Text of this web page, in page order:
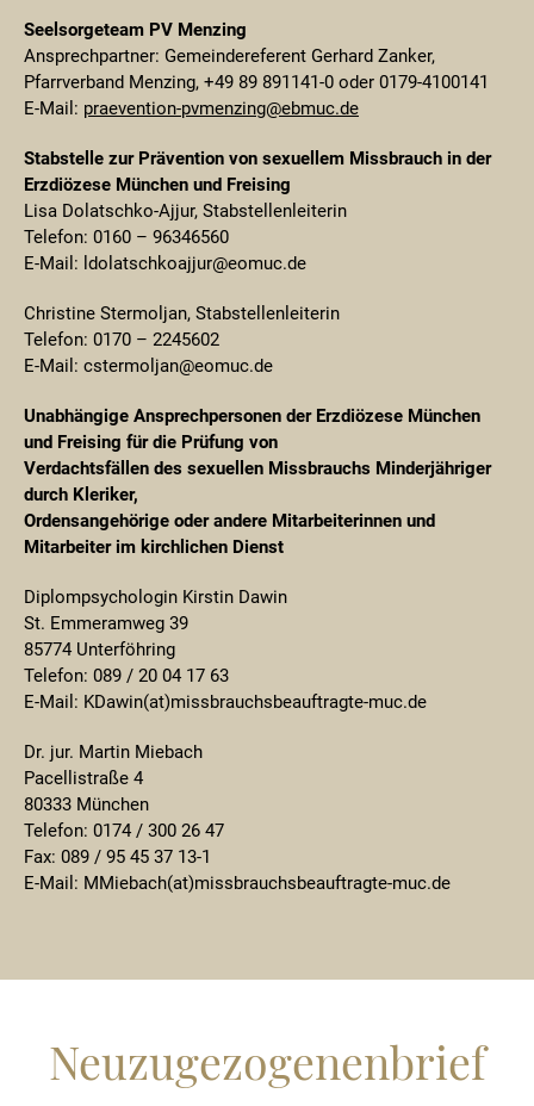
Seelsorgeteam PV Menzing
Ansprechpartner: Gemeindereferent Gerhard Zanker,
Pfarrverband Menzing, +49 89 891141-0 oder 0179-4100141
E-Mail: praevention-pvmenzing@ebmuc.de
Stabstelle zur Prävention von sexuellem Missbrauch in der
Erzdiözese München und Freising
Lisa Dolatschko-Ajjur, Stabstellenleiterin
Telefon: 0160 – 96346560
E-Mail: ldolatschkoajjur@eomuc.de
Christine Stermoljan, Stabstellenleiterin
Telefon: 0170 – 2245602
E-Mail: cstermoljan@eomuc.de
Unabhängige Ansprechpersonen der Erzdiözese München
und Freising für die Prüfung von
Verdachtsfällen des sexuellen Missbrauchs Minderjähriger
durch Kleriker,
Ordensangehörige oder andere Mitarbeiterinnen und
Mitarbeiter im kirchlichen Dienst
Diplompsychologin Kirstin Dawin
St. Emmeramweg 39
85774 Unterföhring
Telefon: 089 / 20 04 17 63
E-Mail: KDawin(at)missbrauchsbeauftragte-muc.de
Dr. jur. Martin Miebach
Pacellistraße 4
80333 München
Telefon: 0174 / 300 26 47
Fax: 089 / 95 45 37 13-1
E-Mail: MMiebach(at)missbrauchsbeauftragte-muc.de
Neuzugezogenenbrief